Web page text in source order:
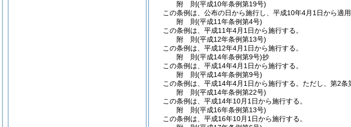
附 則(平成10年条例第19号)
この条例は、公布の日から施行し、平成10年4月1日から適用
附 則(平成11年条例第4号)
この条例は、平成11年4月1日から施行する。
附 則(平成12年条例第13号)
この条例は、平成12年4月1日から施行する。
附 則(平成14年条例第9号)抄
この条例は、平成14年4月1日から施行する。
附 則(平成14年条例第9号)
この条例は、平成14年4月1日から施行する。 ただし、第2条
附 則(平成14年条例第22号)
この条例は、平成14年10月1日から施行する。
附 則(平成16年条例第13号)
この条例は、平成16年10月1日から施行する。